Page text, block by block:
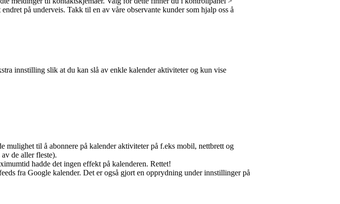
på underveis. Takk til en av våre observante kunder som hjalp oss å
innstilling slik at du kan slå av enkle kalender aktiviteter og kun vise
mulighet til å abonnere på kalender aktiviteter på f.eks mobil, nettbrett og
de aller fleste).
hadde det ingen effekt på kalenderen. Rettet!
fra Google kalender. Det er også gjort en opprydning under innstillinger på